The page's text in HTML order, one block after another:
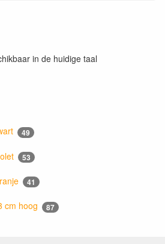
in de huidige taal
49
53
41
cm hoog 87